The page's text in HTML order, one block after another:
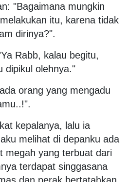
"Bagaimana mungkin
itu, karena tidak
dirinya?".
Rabb, kalau begitu,
dipikul olehnya."
orang yang mengadu
kepalanya, lalu ia
melihat di depanku ada
megah yang terbuat dari
terdapat singgasana